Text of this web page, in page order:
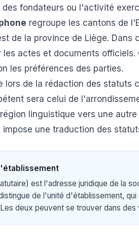
fondateurs ou l'activité
regroupe les cantons de
de la province de Liège. Dans
les actes et documents
les préférences des parties.
lors de la rédaction des statuts
sera celui de
linguistique vers une
impose une traduction des
est l'adresse juridique de la
de l'unité d'établissement,
deux peuvent se trouver dans des